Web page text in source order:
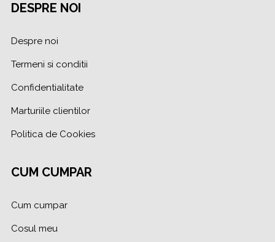
DESPRE NOI
Despre noi
Termeni si conditii
Confidentialitate
Marturiile clientilor
Politica de Cookies
CUM CUMPAR
Cum cumpar
Cosul meu